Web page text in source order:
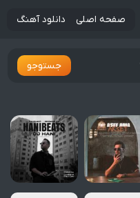
صفحه اصلی دانلود آهنگ
جستوجو